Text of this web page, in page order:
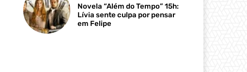
Novela “Além do Tempo” 15h:
Lívia sente culpa por pensar
em Felipe